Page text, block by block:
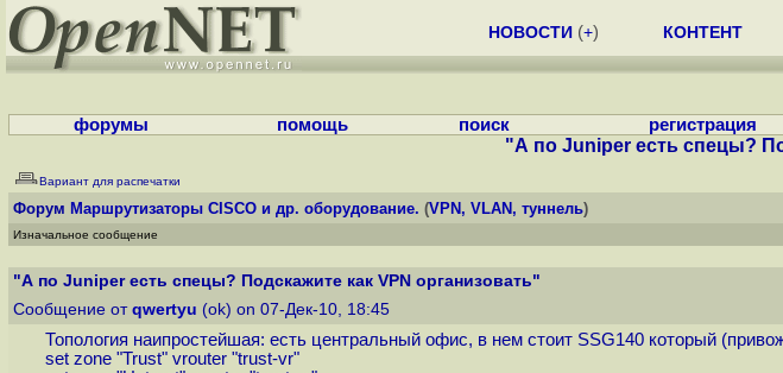
НОВОСТИ (+) КОНТЕНТ
форумы помощь поиск регистрация
"А по Juniper есть спецы?
Вариант для распечатки
Форум Маршрутизаторы CISCO и др. оборудование. (VPN, VLAN, туннель)
Изначальное сообщение
"А по Juniper есть спецы? Подскажите как VPN организовать"
Сообщение от qwertyu (ok) on 07-Дек-10, 18:45
Топология наипростейшая: есть центральный офис, в нем стоит SSG140 который
set zone "Trust" vrouter "trust-vr"